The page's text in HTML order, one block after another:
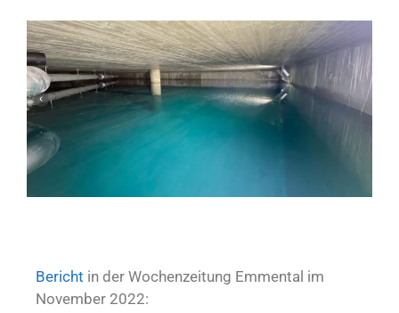
Bericht in der Wochenzeitung Emmental im
November 2022: